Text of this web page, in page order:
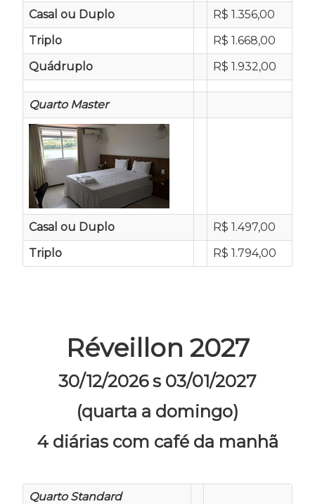
Casal ou Duplo
R$ 1.356,00
Triplo
R$ 1.668,00
Quádruplo
R$ 1.932,00
Quarto Master
Casal ou Duplo
R$ 1.497,00
Triplo
R$ 1.794,00
Réveillon 2027
30/12/2026 s 03/01/2027
(quarta a domingo)
4 diárias com café da manhã
Quarto Standard